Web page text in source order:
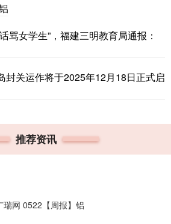
骂女学生”，福建三明教育局通报：
封关运作将于2025年12月18日正式启
推荐资讯
瑞网 0522【周报】铝